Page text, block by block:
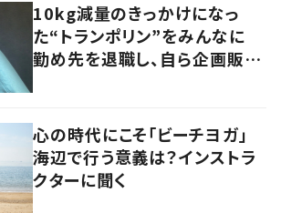
10kg減量のきっかけになっ
た“トランポリン”をみんなに
勤め先を退職し、自ら企画販売
心の時代にこそ「ビーチヨガ」
海辺で行う意義は？インストラ
クターに聞く